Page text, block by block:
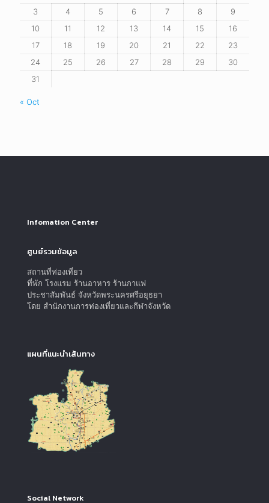
3
4 5 6 7 8
9
10
11 12 13 14 15
16
17
18 19 20 21 22
23
24
25 26 27 28 29
30
31
« Oct
Infomation Center
ศูนย์รวมข้อมูล
สถานที่ท่องเที่ยว
ที่พัก โรงแรม ร้านอาหาร ร้านกาแฟ
ประชาสัมพันธ์ จังหวัดพระนครศรีอยุธยา
โดย สำนักงานการท่องเที่ยวและกีฬาจังหวัด
แผนที่แนะนำเส้นทาง
Social Network